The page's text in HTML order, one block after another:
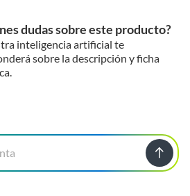
también están diseñados para durar:
en el acabado cromo, y 2 años
y negro mate.
dudas sobre este producto?
inteligencia artificial te
sobre la descripción y ficha